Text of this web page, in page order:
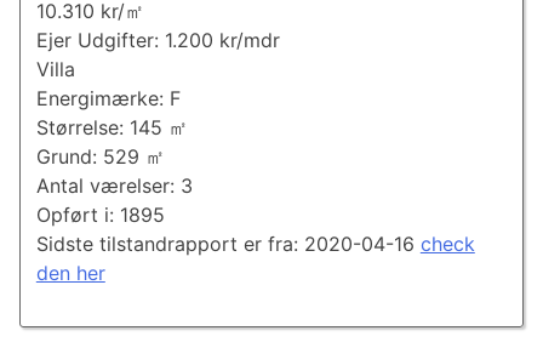
10.310 kr/㎡
Ejer Udgifter: 1.200 kr/mdr
Villa
Energimærke: F
Størrelse: 145 ㎡
Grund: 529 ㎡
Antal værelser: 3
Opført i: 1895
Sidste tilstandrapport er fra: 2020-04-16 check
den her